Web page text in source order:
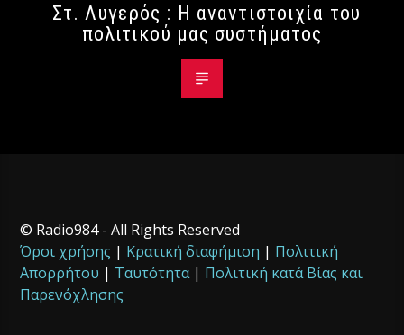
Στ. Λυγερός : Η αναντιστοιχία του
πολιτικού μας συστήματος
© Radio984 - All Rights Reserved
Όροι χρήσης | Κρατική διαφήμιση | Πολιτική
Απορρήτου | Ταυτότητα| Πολιτική κατά Βίας και
Παρενόχλησης